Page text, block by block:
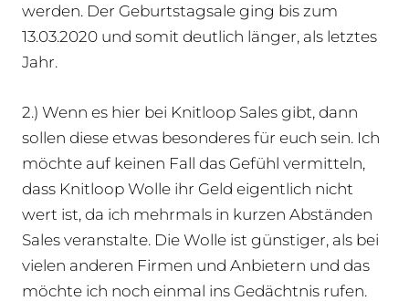
werden. Der Geburtstagsale ging bis zum
13.03.2020 und somit deutlich länger, als letztes
Jahr.
2.) Wenn es hier bei Knitloop Sales gibt, dann
sollen diese etwas besonderes für euch sein. Ich
möchte auf keinen Fall das Gefühl vermitteln,
dass Knitloop Wolle ihr Geld eigentlich nicht
wert ist, da ich mehrmals in kurzen Abständen
Sales veranstalte. Die Wolle ist günstiger, als bei
vielen anderen Firmen und Anbietern und das
möchte ich noch einmal ins Gedächtnis rufen.